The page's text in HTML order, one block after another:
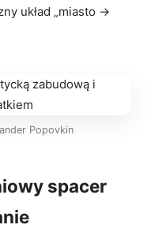
układ „miasto →
Popovkin
spacer